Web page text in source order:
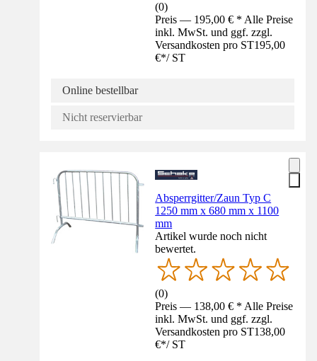
(0)
Preis — 195,00 € * Alle Preise
inkl. MwSt. und ggf. zzgl.
Versandkosten pro ST195,00
€*/ ST
Online bestellbar
Nicht reservierbar
Absperrgitter/Zaun Typ C
1250 mm x 680 mm x 1100
mm
Artikel wurde noch nicht
bewertet.
(0)
Preis — 138,00 € * Alle Preise
inkl. MwSt. und ggf. zzgl.
Versandkosten pro ST138,00
€*/ ST